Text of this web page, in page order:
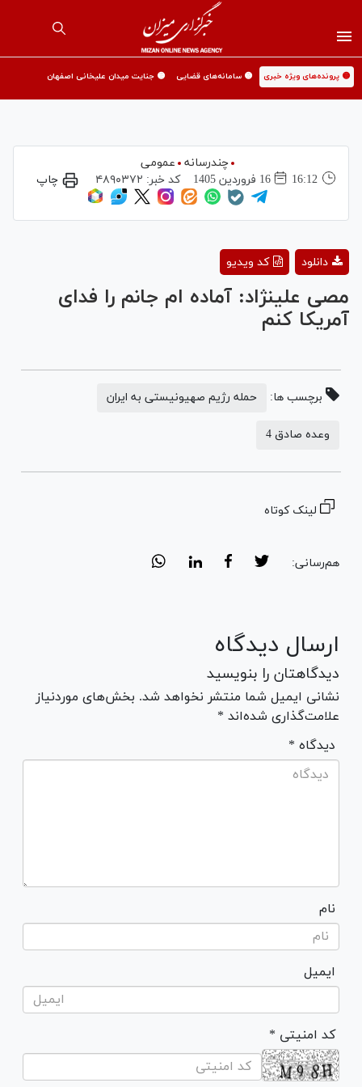
🟡 پرونده‌های ویژه خبری 🟡 سامانه‌های قضایی 🟡 جنایت میدان علیخانی اصفهان
چندرسانه
عمومی
16:12
16 فروردين 1405 کد خبر: ۴۸۹۰۳۷۲ چاپ
Video
کد ویدیو دانلود
مصی علینژاد: آماده ام جانم را فدای
آمریکا ‌کنم
برچسب ها: حمله رژیم صهیونیستی به ایران
وعده صادق 4
لینک کوتاه
هم‌رسانی:
ارسال دیدگاه
دیدگاهتان را بنویسید
نشانی ایمیل شما منتشر نخواهد شد. بخش‌های موردنیاز
علامت‌گذاری شده‌اند *
* دیدگاه
نام
ایمیل
* کد امنیتی